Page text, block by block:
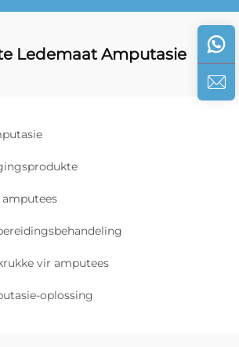
Ledemaat Amputasie
vir amputees
oplossing